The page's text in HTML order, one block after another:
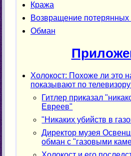
Кража
Возвращение потерянных
Обман
Холокост: Похоже ли это
показывают по
Гитлер приказал
Евреев"
"Никаких убийств в
Директор музея
обман с "газовыми